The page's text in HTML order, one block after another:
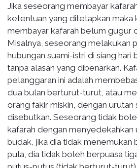
Jika seseorang membayar
ketentuan yang ditetapkan maka
membayar kafarah belum gugur
Misalnya, seseorang melakukan
hubungan suami-istri di siang hari
tanpa alasan yang dibenarkan.
pelanggaran ini adalah
dua bulan berturut-turut, atau
orang fakir miskin, dengan urutan
disebutkan. Seseorang tidak
kafarah dengan menyedekahkan
budak, jika dia tidak menemukan
pula, dia tidak boleh berpuasa